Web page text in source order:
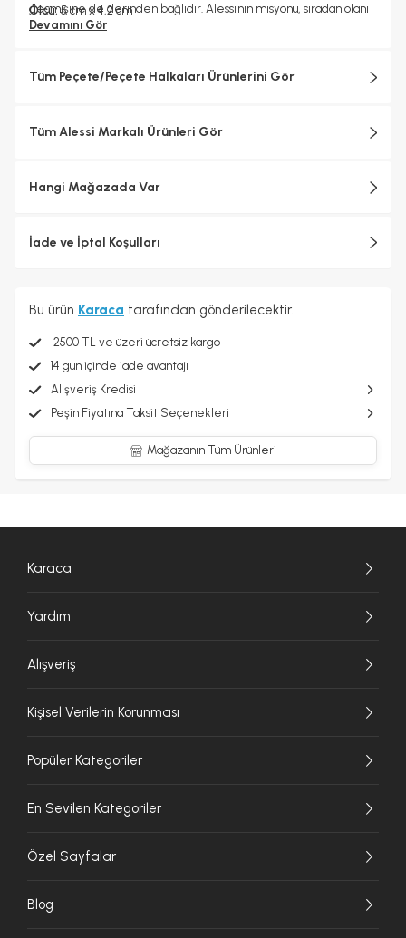
Ölçü:5 cm x 4,2 cm
Materyal:18/10 paslanmaz çelik
geçmişine de derinden bağlıdır. Alessi'nin misyonu, sıradan olanı
olağanüstü kılarken estetik, işlevsellik ve kalitenin kültürel ve
yetenekli ustalar tarafından İtalya'da üretilmektedir. Tasarım
sürecinde endüstriyel üretimin teknolojik karmaşıklığı ile
uygulanmaktadır.
Devamını Gör
Tüm Peçete/Peçete Halkaları Ürünlerini Gör
Tüm Alessi Markalı Ürünleri Gör
Hangi Mağazada Var
İade ve İptal Koşulları
Bu ürün Karaca tarafından gönderilecektir.
2500 TL ve üzeri ücretsiz kargo
14 gün içinde iade avantajı
Alışveriş Kredisi
Peşin Fiyatına Taksit Seçenekleri
Mağazanın Tüm Ürünleri
Karaca
Yardım
Alışveriş
Kişisel Verilerin Korunması
Popüler Kategoriler
En Sevilen Kategoriler
Özel Sayfalar
Blog